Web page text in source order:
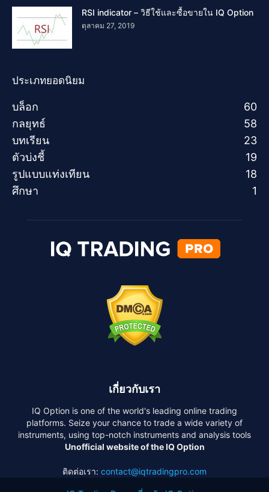
RSI indicator – วิธีใช้และซื้อขายใน IQ Option
ตุลาคม 27, 2019
ประเภทยอดนิยม
บล็อก
60
กลยุทธ์
58
บทเรียน
23
ตัวบ่งชี้
19
รูปแบบแท่งเทียน
18
ศึกษา
1
เกี่ยวกับเรา
IQ Option is one of the world's leading online trading
platforms. Seize your chance to trade a wide variety of
instruments, using top-notch instruments and analysis tools
Unofficial website of the IQ Option
ติดต่อเรา: contact@iqtradingpro.com